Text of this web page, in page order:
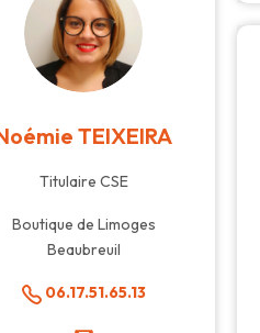
TEIXEIRA
Titulaire CSE
Boutique de Limoges
Beaubreuil
06.17.51.65.13